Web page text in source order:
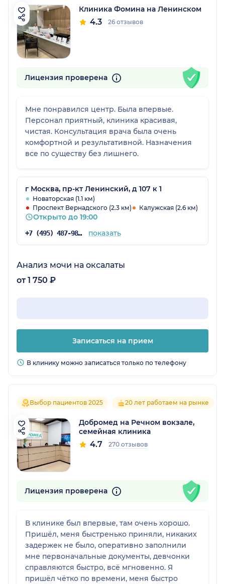
Клиника Фомина на Ленинском
4.3 26 отзывов
Лицензия проверена
Мне понравился центр. Была впервые.
Персонал приятный, клиника красивая,
чистая. Консультация врача была очень
комфортной и результативной. Назначения
все по существу без лишнего.
г Москва, пр-кт Ленинский, д 107 к 1
Новаторская (1.1 км)
Проспект Вернадского (2.3 км)
Калужская (2.6 км)
Открыто до 19:00
+7 (495) 487-98-92 показать
Анализ мочи на оксалаты
от 1 750 ₽
Записаться на прием
В клинику можно записаться только по телефону
Выбор пациентов 2025 20 лет работаем на рынке
Добромед на Речном вокзале,
семейная клиника
4.7 270 отзывов
Лицензия проверена
В клинике был впервые, там очень хорошо.
Пришёл, меня быстренько приняли, никаких
задержек не было, оперативно заполнили
мне первоначальные документы, девчонки
справляются быстро, всё мгновенно. Я
пришёл чётко по времени, меня быстро